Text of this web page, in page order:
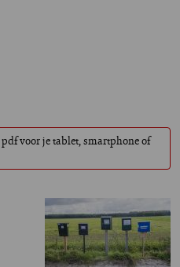
voor je tablet, smartphone of